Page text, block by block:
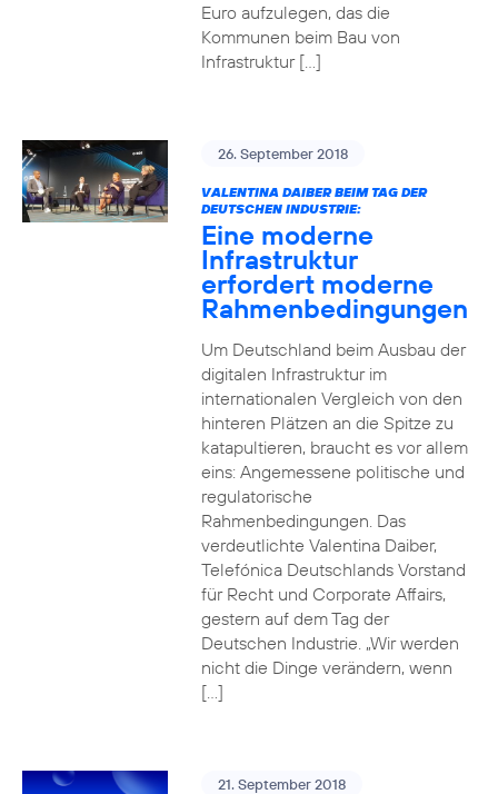
Euro aufzulegen, das die
Kommunen beim Bau von
Infrastruktur […]
26. September 2018
VALENTINA DAIBER BEIM TAG DER
DEUTSCHEN INDUSTRIE:
Eine moderne
Infrastruktur
erfordert moderne
Rahmenbedingungen
Um Deutschland beim Ausbau der
digitalen Infrastruktur im
internationalen Vergleich von den
hinteren Plätzen an die Spitze zu
katapultieren, braucht es vor allem
eins: Angemessene politische und
regulatorische
Rahmenbedingungen. Das
verdeutlichte Valentina Daiber,
Telefónica Deutschlands Vorstand
für Recht und Corporate Affairs,
gestern auf dem Tag der
Deutschen Industrie. „Wir werden
nicht die Dinge verändern, wenn
[…]
21. September 2018